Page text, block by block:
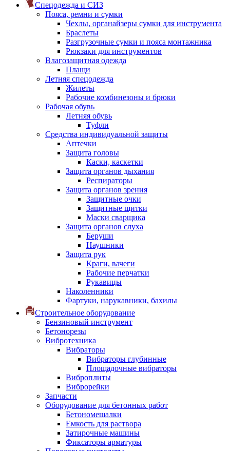
Спецодежда и СИЗ
Пояса, ремни и сумки
Чехлы, органайзеры сумки для инструмента
Браслеты
Разгрузочные сумки и пояса монтажника
Рюкзаки для инструментов
Влагозащитная одежда
Плащи
Летняя спецодежда
Жилеты
Рабочие комбинезоны и брюки
Рабочая обувь
Летняя обувь
Туфли
Средства индивидуальной защиты
Аптечки
Защита головы
Каски, каскетки
Защита органов дыхания
Респираторы
Защита органов зрения
Защитные очки
Защитные щитки
Маски сварщика
Защита органов слуха
Беруши
Наушники
Защита рук
Краги, вачеги
Рабочие перчатки
Рукавицы
Наколенники
Фартуки, нарукавники, бахилы
Строительное оборудование
Бензиновый инструмент
Бетонорезы
Вибротехника
Вибраторы
Вибраторы глубинные
Площадочные вибраторы
Виброплиты
Виброрейки
Запчасти
Оборудование для бетонных работ
Бетономешалки
Емкость для раствора
Затирочные машины
Фиксаторы арматуры